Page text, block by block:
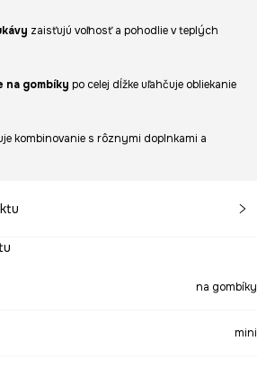
zaisťujú voľnosť a pohodlie v teplých
na gombíky po celej dĺžke uľahčuje obliekanie
kombinovanie s rôznymi doplnkami a
na gombíky
mini